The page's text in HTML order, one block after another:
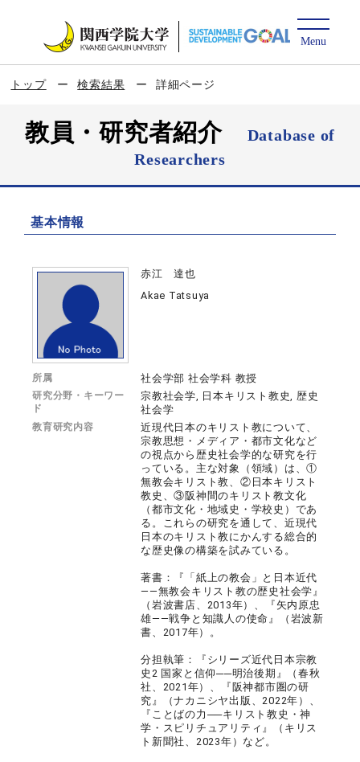
トップ 検索結果 詳細ページ
教員・研究者紹介
Database of
Researchers
基本情報
赤江 達也
Akae Tatsuya
所属 社会学部 社会学科 教授
研究分野・キーワー
ド
宗教社会学, 日本キリスト教史, 歴史
社会学
教育研究内容
近現代日本のキリスト教について、
宗教思想・メディア・都市文化など
の視点から歴史社会学的な研究を行
っている。主な対象（領域）は、①
無教会キリスト教、②日本キリスト
教史、③阪神間のキリスト教文化
（都市文化・地域史・学校史）であ
る。これらの研究を通して、近現代
日本のキリスト教にかんする総合的
な歴史像の構築を試みている。
著書：『「紙上の教会」と日本近代
――無教会キリスト教の歴史社会学』
（岩波書店、2013年）、『矢内原忠
雄――戦争と知識人の使命』（岩波新
書、2017年）。
分担執筆：『シリーズ近代日本宗教
史2 国家と信仰──明治後期』（春秋
社、2021年）、『阪神都市圏の研
究』（ナカニシヤ出版、2022年）、
『ことばの力──キリスト教史・神
学・スピリチュアリティ』（キリス
ト新聞社、2023年）など。